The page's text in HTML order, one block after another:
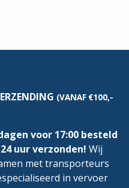
(VANAF €100,-
voor 17:00 besteld
uur verzonden! Wij
met transporteurs
in vervoer